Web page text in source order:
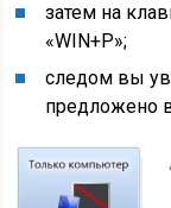
затем на
«WIN+P»;
следом вы
предложено